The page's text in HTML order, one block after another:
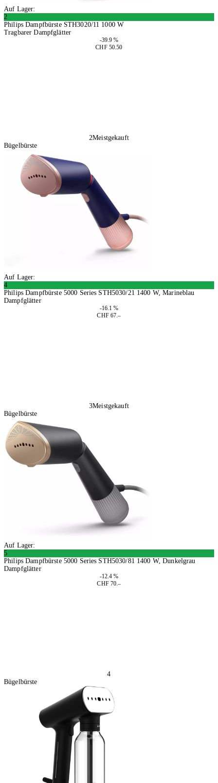
Auf Lager:
2
Philips Dampfbürste STH3020/11 1000 W
Tragbarer Dampfglätter
-39.9 %
CHF 50.50
2Meistgekauft
Bügelbürste
Auf Lager:
4
Philips Dampfbürste 5000 Series STH5030/21 1400 W, Marineblau
Dampfglätter
-16.1 %
CHF 67.–
3Meistgekauft
Bügelbürste
Auf Lager:
5
Philips Dampfbürste 5000 Series STH5030/81 1400 W, Dunkelgrau
Dampfglätter
-12.4 %
CHF 70.–
4
Bügelbürste